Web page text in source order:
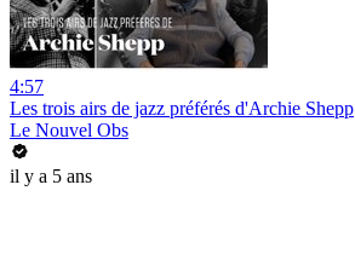
4:57
Les trois airs de jazz préférés d'Archie Shepp
Le Nouvel Obs
il y a 5 ans